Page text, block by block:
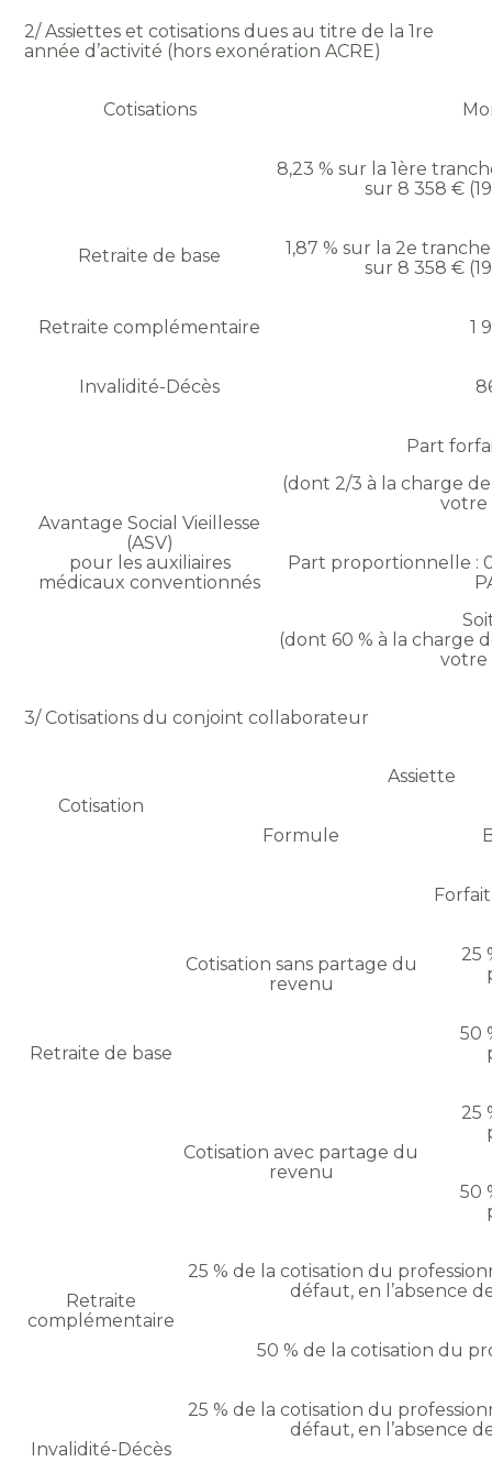
2/ Assiettes et cotisations dues au titre de la 1re
année d’activité (hors exonération ACRE)
Cotisations
Retraite de base
8,23 % sur la 1ère
sur 8 358 €
1,87 % sur la 2e
sur 8 358 €
Retraite complémentaire 1
Invalidité-Décès
Avantage Social Vieillesse
(ASV)
pour les auxiliaires
médicaux conventionnés
Part
(dont 2/3 à la charge
votre
Part proportionnelle :
(dont 60 % à la charge
votre
3/ Cotisations du conjoint collaborateur
Cotisation
Assiette
Formule
Retraite de base
Cotisation sans partage du
revenu
25
50
Cotisation avec partage du
revenu
25
50
Retraite
complémentaire
25 % de la cotisation du
défaut, en l’absence
50 % de la cotisation du
Invalidité-Décès
25 % de la cotisation du
défaut, en l’absence